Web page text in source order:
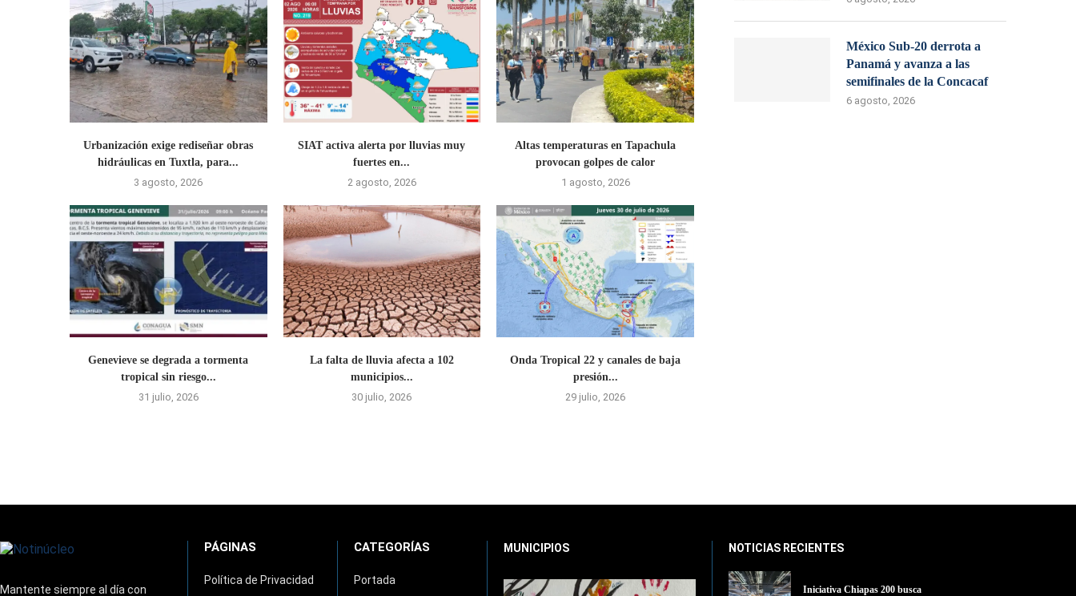
Urbanización exige rediseñar obras
hidráulicas en Tuxtla, para...
3 agosto, 2026
SIAT activa alerta por lluvias muy
fuertes en...
2 agosto, 2026
Altas temperaturas en Tapachula
provocan golpes de calor
1 agosto, 2026
Genevieve se degrada a tormenta
tropical sin riesgo...
31 julio, 2026
La falta de lluvia afecta a 102
municipios...
30 julio, 2026
Onda Tropical 22 y canales de baja
presión...
29 julio, 2026
México Sub-20 derrota a
Panamá y avanza a las
semifinales de la Concacaf
6 agosto, 2026
Mantente siempre al día con
PÁGINAS
Política de Privacidad
CATEGORÍAS
Portada
MUNICIPIOS NOTICIAS RECIENTES
Iniciativa Chiapas 200 busca